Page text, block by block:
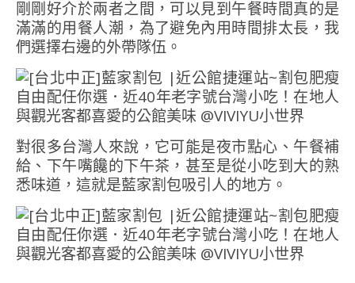
剛剛好介於兩者之間，可以見到午餐時間真的是
滿滿的用餐人潮，為了避免內用時間排太長，我
們選擇右邊的外帶隊伍。
對很多台灣人來說，它可能是夜市點心、午餐補
給、下午嘴饞的下午茶，甚至是從小吃到大的熟
悉味道，這就是藍家割包吸引人的地方。